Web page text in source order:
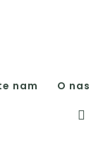
nam O nas